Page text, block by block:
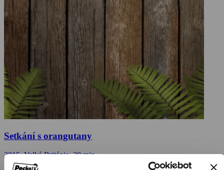
Setkání s orangutany
2015, Velká Británie, 30 min